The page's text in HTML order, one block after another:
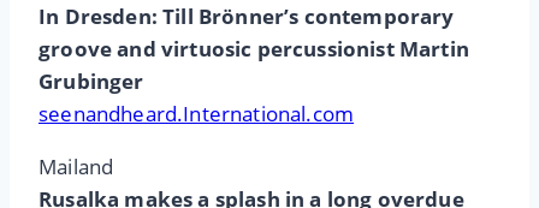
In Dresden: Till Brönner’s contemporary
groove and virtuosic percussionist Martin
Grubinger
seenandheard.International.com
Mailand
Rusalka makes a splash in a long overdue